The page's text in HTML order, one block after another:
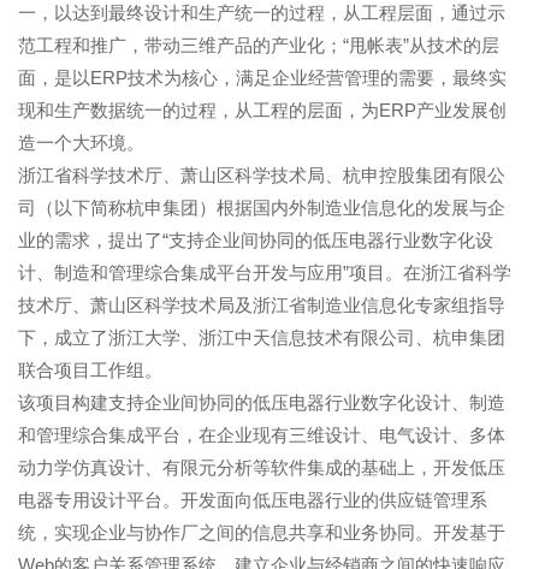
一，以达到最终设计和生产统一的过程，从工程层面，通过示
范工程和推广，带动三维产品的产业化；“甩帐表”从技术的层
面，是以ERP技术为核心，满足企业经营管理的需要，最终实
现和生产数据统一的过程，从工程的层面，为ERP产业发展创
造一个大环境。
浙江省科学技术厅、萧山区科学技术局、杭申控股集团有限公
司（以下简称杭申集团）根据国内外制造业信息化的发展与企
业的需求，提出了“支持企业间协同的低压电器行业数字化设
计、制造和管理综合集成平台开发与应用”项目。在浙江省科学
技术厅、萧山区科学技术局及浙江省制造业信息化专家组指导
下，成立了浙江大学、浙江中天信息技术有限公司、杭申集团
联合项目工作组。
该项目构建支持企业间协同的低压电器行业数字化设计、制造
和管理综合集成平台，在企业现有三维设计、电气设计、多体
动力学仿真设计、有限元分析等软件集成的基础上，开发低压
电器专用设计平台。开发面向低压电器行业的供应链管理系
统，实现企业与协作厂之间的信息共享和业务协同。开发基于
Web的客户关系管理系统，建立企业与经销商之间的快速响应